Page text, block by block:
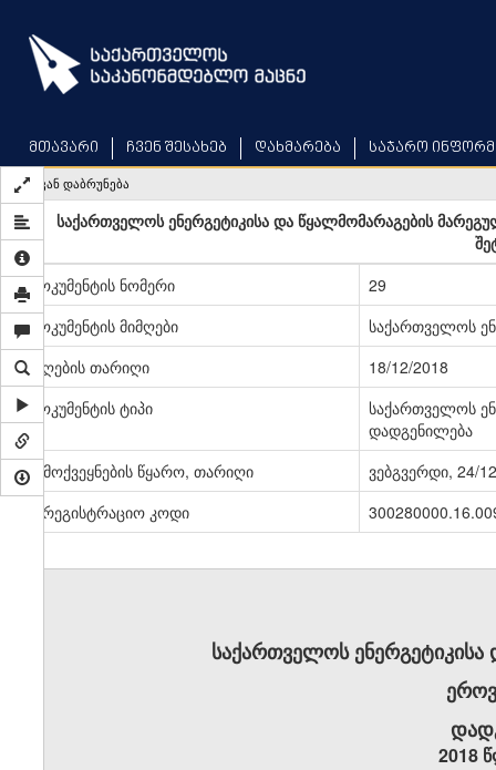
main
content
მთავარი ჩვენ შესახებ დახმარება საჯარო
უკან დაბრუნება
საქართველოს ენერგეტიკისა და წყალმომარაგების
დოკუმენტის ნომერი
29
დოკუმენტის მიმღები
საქართველოს
მიღების თარიღი
18/12/2018
დოკუმენტის ტიპი
საქართველოს
დადგენილება
გამოქვეყნების წყარო, თარიღი
ვებგვერდი, 24/
სარეგისტრაციო კოდი
საქართველოს
2018